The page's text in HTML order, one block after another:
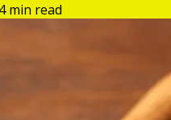
4 min read